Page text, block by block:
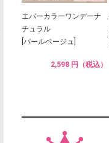
エバーカラーワンデーナ
チュラル
[パールベージュ]
2,598 円（税込）